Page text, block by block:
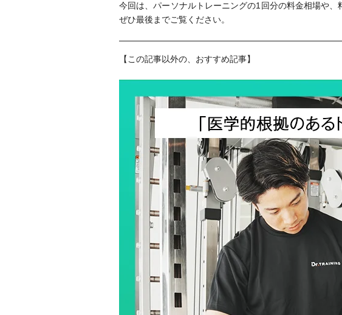
今回は、パーソナルトレーニングの1回分の料金相場や
ぜひ最後までご覧ください。
【この記事以外の、おすすめ記事】